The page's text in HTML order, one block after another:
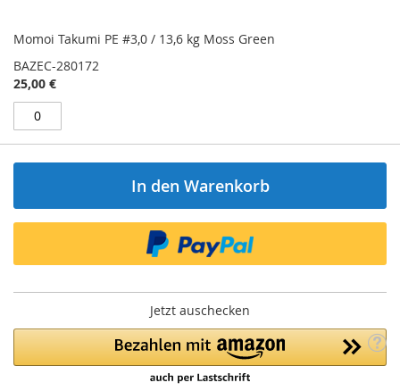
Momoi Takumi PE #3,0 / 13,6 kg Moss Green
BAZEC-280172
25,00 €
In den Warenkorb
Jetzt auschecken